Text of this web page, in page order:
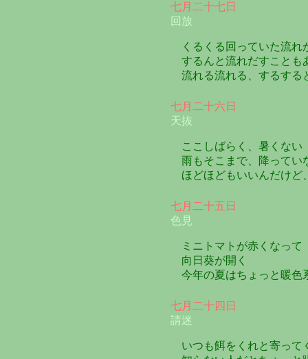
七月二十七日
回放
くるくる回っていた流れ
するんと流れだすことも
流れる流れる、するする
七月二十六日
天抜
ここしばらく、暑くない
雨もそこまで、降ってい
ほどほどもいいんだけど
七月二十五日
色見
ミニトマトが赤くなって
向日葵が開く
今年の夏はちょっと暖色
七月二十四日
請迷
いつも餌をくれと寄って